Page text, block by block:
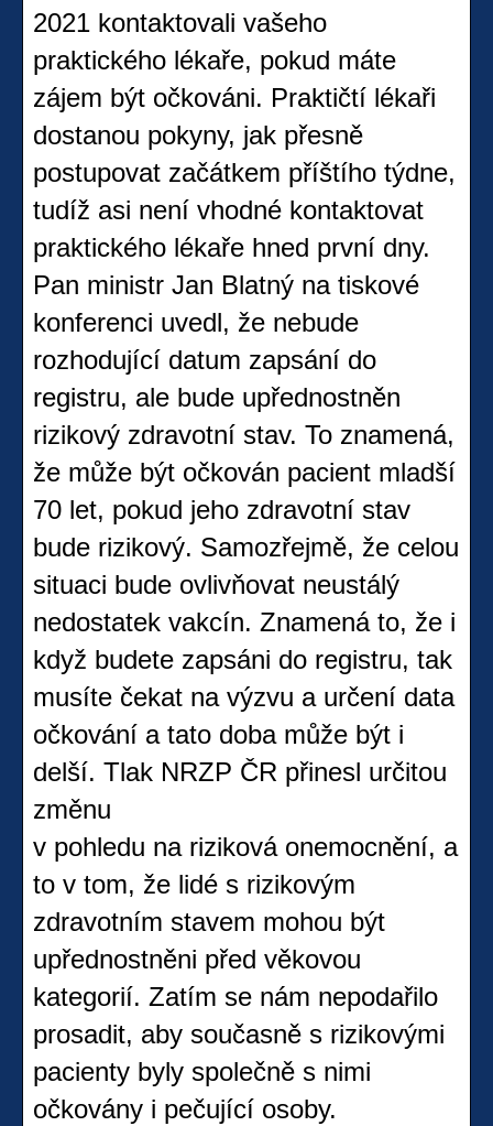
2021 kontaktovali vašeho
praktického lékaře, pokud máte
zájem být očkováni. Praktičtí lékaři
dostanou pokyny, jak přesně
postupovat začátkem příštího týdne,
tudíž asi není vhodné kontaktovat
praktického lékaře hned první dny.
Pan ministr Jan Blatný na tiskové
konferenci uvedl, že nebude
rozhodující datum zapsání do
registru, ale bude upřednostněn
rizikový zdravotní stav. To znamená,
že může být očkován pacient mladší
70 let, pokud jeho zdravotní stav
bude rizikový. Samozřejmě, že celou
situaci bude ovlivňovat neustálý
nedostatek vakcín. Znamená to, že i
když budete zapsáni do registru, tak
musíte čekat na výzvu a určení data
očkování a tato doba může být i
delší. Tlak NRZP ČR přinesl určitou
změnu
v pohledu na riziková onemocnění, a
to v tom, že lidé s rizikovým
zdravotním stavem mohou být
upřednostněni před věkovou
kategorií. Zatím se nám nepodařilo
prosadit, aby současně s rizikovými
pacienty byly společně s nimi
očkovány i pečující osoby.